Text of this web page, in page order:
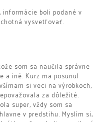
informácie boli podané v
vysvetľovať.
som sa naučila správne
a iné. Kurz ma posunul
si veci na výrobkoch,
za dôležité.
super, vždy som sa
v predstihu. Myslím si,